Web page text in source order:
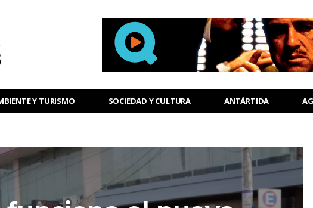
Y TURISMO SOCIEDAD Y CULTURA ANTÁRTIDA